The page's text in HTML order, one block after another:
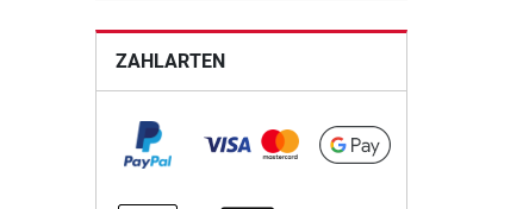
ZAHLARTEN